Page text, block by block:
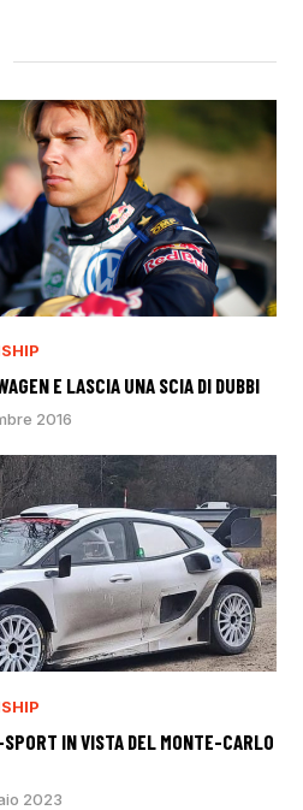
E LASCIA UNA SCIA DI DUBBI
2016
IN VISTA DEL MONTE-CARLO
2023